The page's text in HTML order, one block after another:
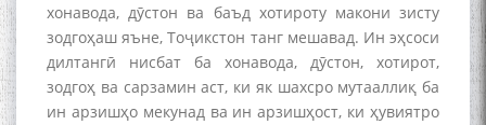
хонавода, дӯстон ва баъд хотироту макони зисту
зодгоҳаш яъне, Тоҷикстон танг мешавад. Ин эҳсоси
дилтангӣ нисбат ба хонавода, дӯстон, хотирот,
зодгоҳ ва сарзамин аст, ки як шахсро мутааллиқ ба
ин арзишҳо мекунад ва ин арзишҳост, ки ҳувиятро